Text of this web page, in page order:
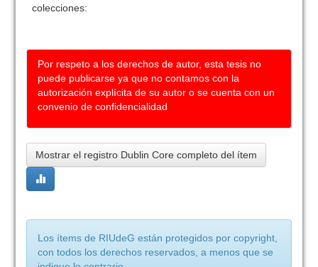
colecciones:
Por respeto a los derechos de autor, esta tesis no
puede publicarse ya que no contamos con la
autorización explícita de su autor o se cuenta con un
convenio de confidencialidad
Mostrar el registro Dublin Core completo del ítem
Los ítems de RIUdeG están protegidos por copyright,
con todos los derechos reservados, a menos que se